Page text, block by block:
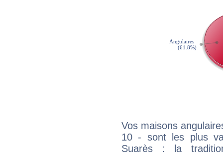
Vos maisons
10 - sont les plus
Suarès : la